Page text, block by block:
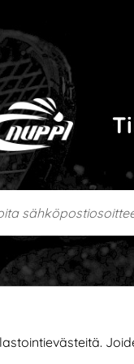
sähköpostiosoitteesi